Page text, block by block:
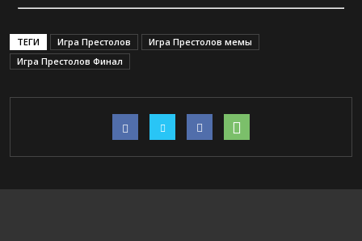
ТЕГИ Игра Престолов
Игра Престолов мемы
Игра Престолов Финал